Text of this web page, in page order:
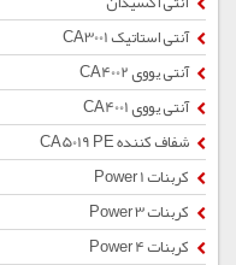
آنتی استاتیک CA3001
آنتی یووی CA4002
آنتی یووی CA4001
شفاف کننده CA5019 PE
کربنات Power 1
کربنات Power 3
کربنات Power 4